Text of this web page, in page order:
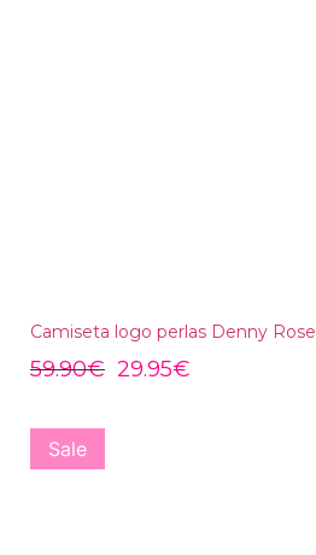
Camiseta logo perlas Denny Rose
59.90€ 29.95€
Sale